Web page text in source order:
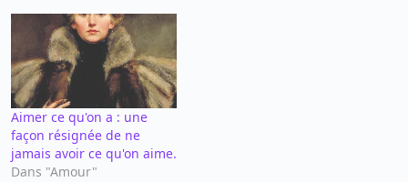
Aimer ce qu'on a : une
façon résignée de ne
jamais avoir ce qu'on aime.
Dans "Amour"